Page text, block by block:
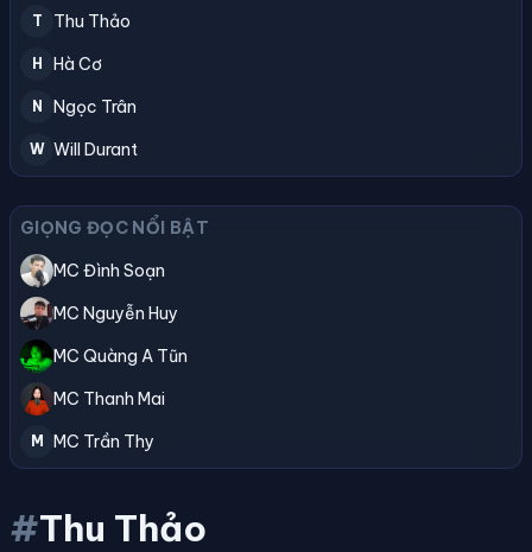
T Thu Thảo
H Hà Cơ
N Ngọc Trân
W Will Durant
GIỌNG ĐỌC NỔI BẬT
MC Đình Soạn
MC Nguyễn Huy
MC Quàng A Tũn
MC Thanh Mai
M MC Trần Thy
#Thu Thảo